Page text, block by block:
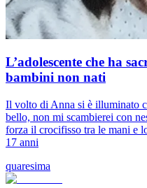
L’adolescente che ha
bambini non nati
Il volto di Anna si è illuminato
bello, non mi scambierei con
forza il crocifisso tra le mani e
17 anni
quaresima